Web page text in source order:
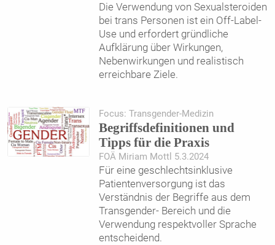
Die Verwendung von Sexualsteroiden
bei trans Personen ist ein Off-Label-
Use und erfordert gründliche
Aufklärung über Wirkungen,
Nebenwirkungen und realistisch
erreichbare Ziele.
Focus: Transgender-Medizin
Begriffsdefinitionen und
Tipps für die Praxis
FOÄ Miriam Mottl 5.3.2024
Für eine geschlechtsinklusive
Patientenversorgung ist das
Verständnis der Begriffe aus dem
Transgender- Bereich und die
Verwendung respektvoller Sprache
entscheidend.